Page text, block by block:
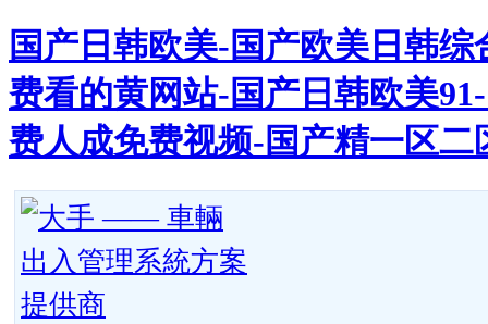
国产日韩欧美-国产欧美日韩
费看的黄网站-国产日韩欧美
费人成免费视频-国产精一区